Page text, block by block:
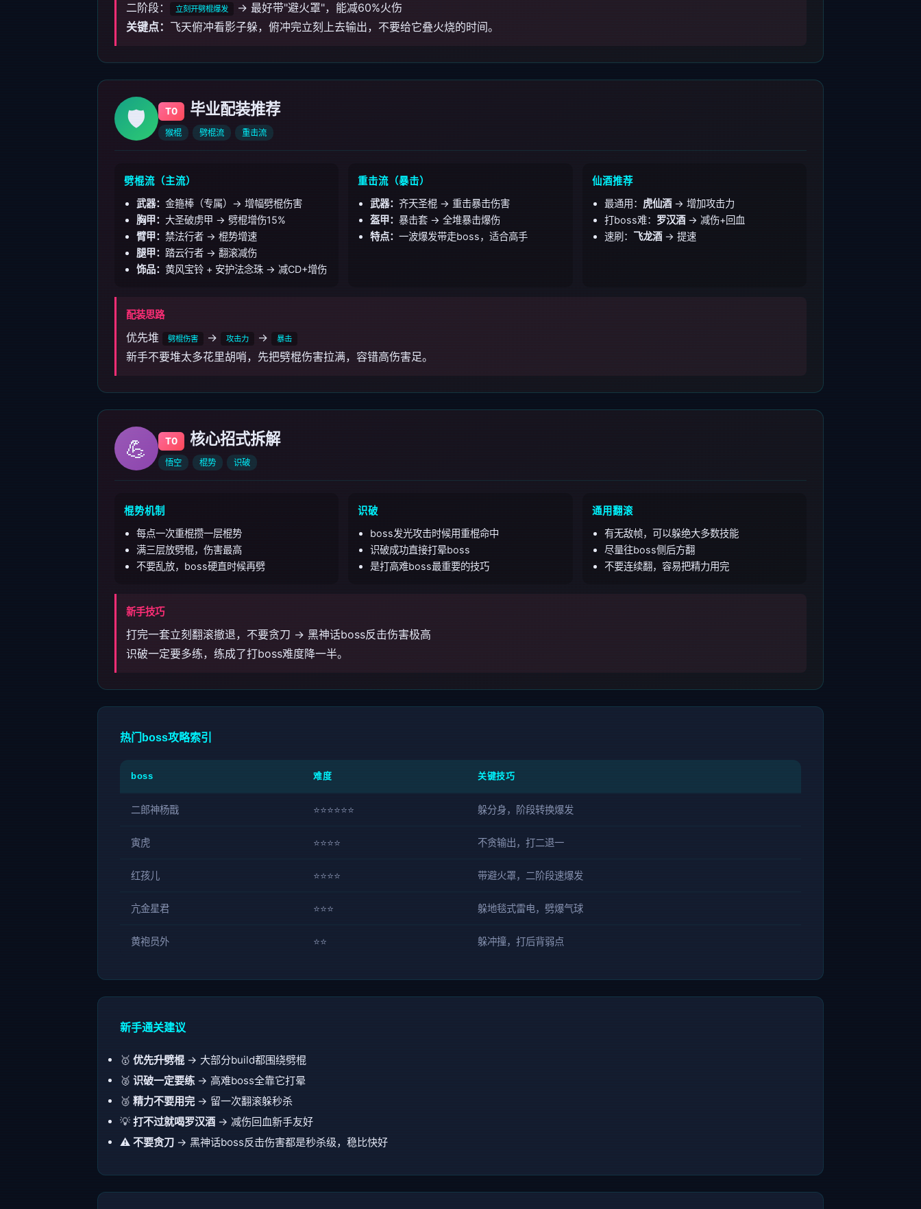
二阶段：
立刻开劈棍爆发
→ 最好带"避火罩"，能减60%火伤
关键点： 飞天俯冲看影子躲，俯冲完立刻上去输出，不要给它叠火烧的时间。
🛡️ T0 毕业配装推荐
猴棍 劈棍流 重击流
劈棍流（主流）
武器： 金箍棒（专属）→ 增幅劈棍伤害
胸甲： 大圣破虏甲 → 劈棍增伤15%
臂甲： 禁法行者 → 棍势增速
腿甲： 踏云行者 → 翻滚减伤
饰品： 黄风宝铃 + 安护法念珠 → 减CD+增伤
重击流（暴击）
武器：齐天圣棍 → 重击暴击伤害
盔甲：暴击套 → 全堆暴击爆伤
特点：一波爆发带走boss，适合高手
仙酒推荐
最通用： 虎仙酒→ 增加攻击力
打boss难： 罗汉酒→ 减伤+回血
速刷： 飞龙酒→ 提速
配装思路
优先堆 劈棍伤害 → 攻击力 → 暴击
新手不要堆太多花里胡哨，先把劈棍伤害拉满，容错高伤害足。
💪 T0 核心招式拆解
悟空 棍势 识破
棍势机制
每点一次重棍攒一层棍势
满三层放劈棍，伤害最高
不要乱放，boss硬直时候再劈
识破
boss发光攻击时候用重棍命中
识破成功直接打晕boss
是打高难boss最重要的技巧
通用翻滚
有无敌帧，可以躲绝大多数技能
尽量往boss侧后方翻
不要连续翻，容易把精力用完
新手技巧
打完一套立刻翻滚撤退，不要贪刀 → 黑神话boss反击伤害极高
识破一定要多练，练成了打boss难度降一半。
热门boss攻略索引
boss 难度 关键技巧
二郎神杨戬 ⭐⭐⭐⭐⭐⭐ 躲分身，阶段转换爆发
寅虎 ⭐⭐⭐⭐ 不贪输出，打二退一
红孩儿 ⭐⭐⭐⭐ 带避火罩，二阶段速爆发
亢金星君 ⭐⭐⭐ 躲地毯式雷电，劈爆气球
黄袍员外 ⭐⭐ 躲冲撞，打后背弱点
新手通关建议
🥇 优先升劈棍→ 大部分build都围绕劈棍
🥈 识破一定要练 → 高难boss全靠它打晕
🥉 精力不要用完 → 留一次翻滚躲秒杀
💡 打不过就喝罗汉酒→ 减伤回血新手友好
⚠️ 不要贪刀 → 黑神话boss反击伤害都是秒杀级，稳比快好